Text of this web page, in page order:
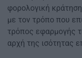
φορολογική
με τον τρόπο που
τρόπος εφαρμογής
αρχή της ισότητας